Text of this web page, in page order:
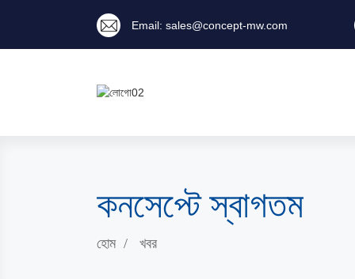
Email: sales@concept-mw.com
কনসেপ্টে স্বাগতম
হোম খবর